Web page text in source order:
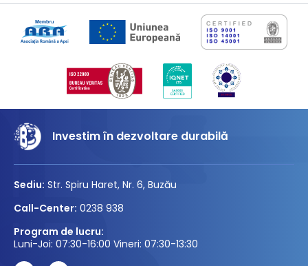
Investim în dezvoltare durabilă
Sediu: Str. Spiru Haret, Nr. 6, Buzău
Call-Center: 0238 938
Program de lucru:
Luni-Joi: 07:30-16:00 Vineri: 07:30-13:30